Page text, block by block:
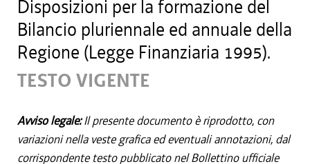
Disposizioni per la formazione del
Bilancio pluriennale ed annuale della
Regione (Legge Finanziaria 1995).
TESTO VIGENTE
Avviso legale:Il presente documento è riprodotto, con
variazioni nella veste grafica ed eventuali annotazioni, dal
corrispondente testo pubblicato nel Bollettino ufficiale